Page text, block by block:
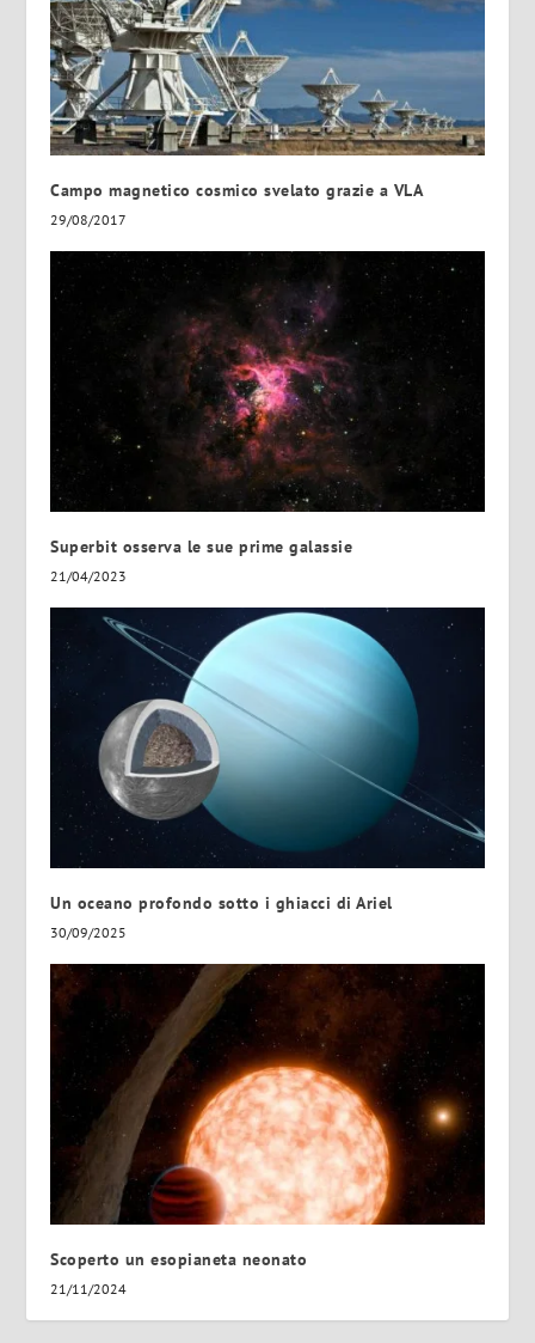
Campo magnetico cosmico svelato grazie a VLA
29/08/2017
Superbit osserva le sue prime galassie
21/04/2023
Un oceano profondo sotto i ghiacci di Ariel
30/09/2025
Scoperto un esopianeta neonato
21/11/2024